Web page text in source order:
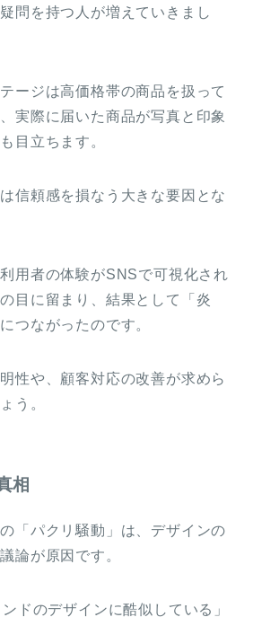
問を持つ人が増えていきまし
ージは高価格帯の商品を扱って
実際に届いた商品が写真と印象
目立ちます。
信頼感を損なう大きな要因とな
用者の体験がSNSで可視化され
目に留まり、結果として「炎
つながったのです。
性や、顧客対応の改善が求めら
う。
相
「パクリ騒動」は、デザインの
論が原因です。
ドのデザインに酷似している」